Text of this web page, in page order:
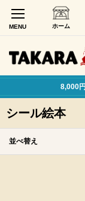
MENU ホーム
8,000
シール絵本
並べ替え